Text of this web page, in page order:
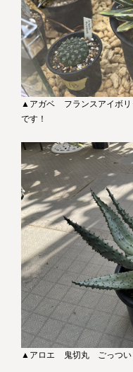
▲アガベ フランスアイボリ
です！
▲アロエ 鬼切丸 ごっつい